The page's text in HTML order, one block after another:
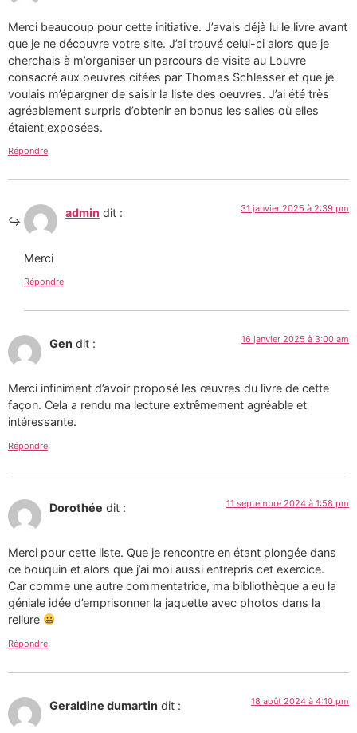
Merci beaucoup pour cette initiative. J’avais déjà lu le livre avant
que je ne découvre votre site. J’ai trouvé celui-ci alors que je
cherchais à m’organiser un parcours de visite au Louvre
consacré aux oeuvres citées par Thomas Schlesser et que je
voulais m’épargner de saisir la liste des oeuvres. J’ai été très
agréablement surpris d’obtenir en bonus les salles où elles
étaient exposées.
Répondre
admin dit : 31 janvier 2025 à 2:39 pm
Merci
Répondre
Gen dit : 16 janvier 2025 à 3:00 am
Merci infiniment d’avoir proposé les œuvres du livre de cette
façon. Cela a rendu ma lecture extrêmement agréable et
intéressante.
Répondre
Dorothée dit : 11 septembre 2024 à 1:58 pm
Merci pour cette liste. Que je rencontre en étant plongée dans
ce bouquin et alors que j’ai moi aussi entrepris cet exercice.
Car comme une autre commentatrice, ma bibliothèque a eu la
géniale idée d’emprisonner la jaquette avec photos dans la
reliure
Répondre
Geraldine dumartin dit : 18 août 2024 à 4:10 pm